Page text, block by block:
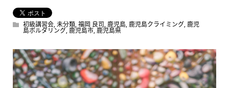
初級講習会, 未分類, 福岡 良司 鹿児島, 鹿児島クライミング, 鹿児
島ボルダリング, 鹿児島市, 鹿児島県